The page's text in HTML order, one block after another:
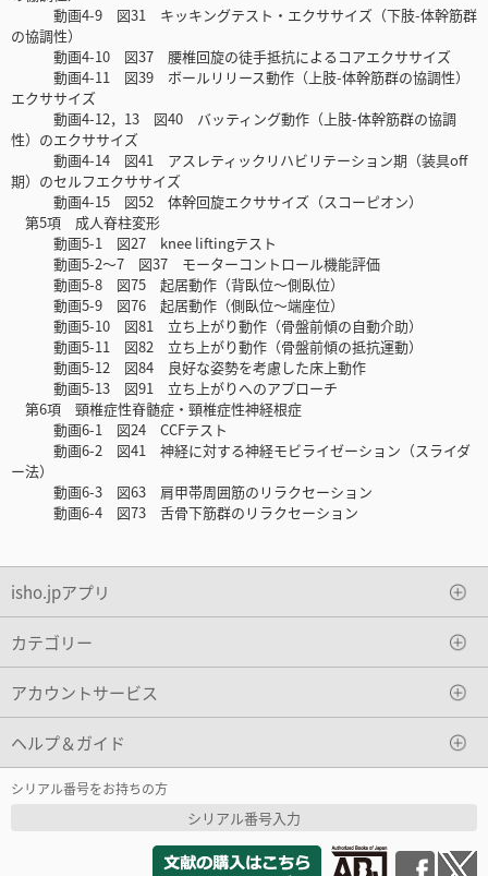
動画4-9 図31 キッキングテスト・エクササイズ（下肢-体幹筋群
の協調性）
動画4-10 図37 腰椎回旋の徒手抵抗によるコアエクササイズ
動画4-11 図39 ボールリリース動作（上肢-体幹筋群の協調性）
エクササイズ
動画4-12，13 図40 バッティング動作（上肢-体幹筋群の協調
性）のエクササイズ
動画4-14 図41 アスレティックリハビリテーション期（装具off
期）のセルフエクササイズ
動画4-15 図52 体幹回旋エクササイズ（スコーピオン）
第5項 成人脊柱変形
動画5-1 図27 knee liftingテスト
動画5-2～7 図37 モーターコントロール機能評価
動画5-8 図75 起居動作（背臥位～側臥位）
動画5-9 図76 起居動作（側臥位～端座位）
動画5-10 図81 立ち上がり動作（骨盤前傾の自動介助）
動画5-11 図82 立ち上がり動作（骨盤前傾の抵抗運動）
動画5-12 図84 良好な姿勢を考慮した床上動作
動画5-13 図91 立ち上がりへのアプローチ
第6項 頸椎症性脊髄症・頸椎症性神経根症
動画6-1 図24 CCFテスト
動画6-2 図41 神経に対する神経モビライゼーション（スライダ
ー法）
動画6-3 図63 肩甲帯周囲筋のリラクセーション
動画6-4 図73 舌骨下筋群のリラクセーション
isho.jpアプリ
カテゴリー
アカウントサービス
ヘルプ＆ガイド
シリアル番号をお持ちの方
シリアル番号入力